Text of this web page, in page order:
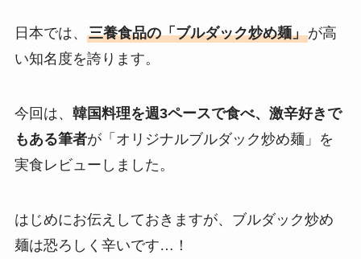
日本では、 三養食品の「ブルダック炒め麺」が高
い知名度を誇ります。
今回は、 韓国料理を週3ペースで食べ、激辛好きで
もある筆者が「オリジナルブルダック炒め麺」を
実食レビューしました。
はじめにお伝えしておきますが、ブルダック炒め
麺は恐ろしく辛いです…！